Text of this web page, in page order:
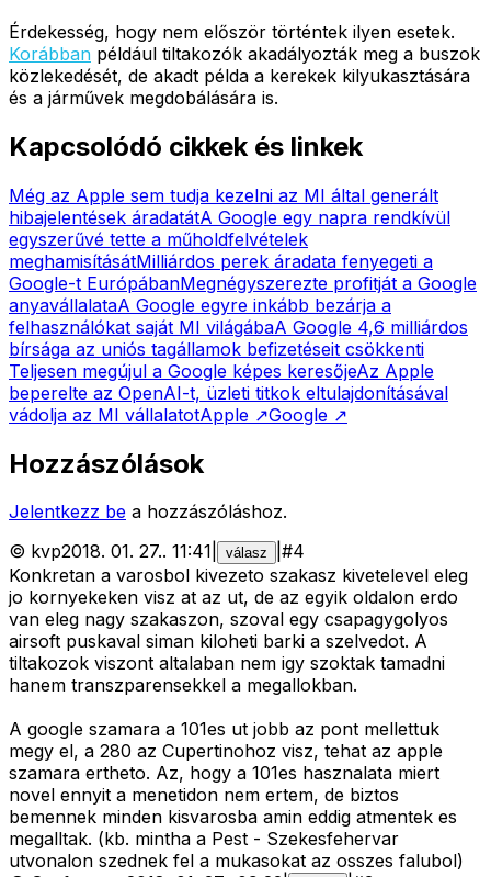
Érdekesség, hogy nem először történtek ilyen esetek.
Korábban például tiltakozók akadályozták meg a buszok
közlekedését, de akadt példa a kerekek kilyukasztására
és a járművek megdobálására is.
Kapcsolódó cikkek és linkek
Még az Apple sem tudja kezelni az MI által generált
hibajelentések áradatátA Google egy napra rendkívül
egyszerűvé tette a műholdfelvételek
meghamisításátMilliárdos perek áradata fenyegeti a
Google-t EurópábanMegnégyszerezte profitját a Google
anyavállalataA Google egyre inkább bezárja a
felhasználókat saját MI világábaA Google 4,6 milliárdos
bírsága az uniós tagállamok befizetéseit csökkenti
Teljesen megújul a Google képes keresőjeAz Apple
beperelte az OpenAI-t, üzleti titkok eltulajdonításával
vádolja az MI vállalatotApple ↗Google ↗
Hozzászólások
Jelentkezz be a hozzászóláshoz.
© kvp2018. 01. 27.. 11:41 válasz #4
Konkretan a varosbol kivezeto szakasz kivetelevel eleg
jo kornyekeken visz at az ut, de az egyik oldalon erdo
van eleg nagy szakaszon, szoval egy csapagygolyos
airsoft puskaval siman kiloheti barki a szelvedot. A
tiltakozok viszont altalaban nem igy szoktak tamadni
hanem transzparensekkel a megallokban.
A google szamara a 101es ut jobb az pont mellettuk
megy el, a 280 az Cupertinohoz visz, tehat az apple
szamara ertheto. Az, hogy a 101es hasznalata miert
novel ennyit a menetidon nem ertem, de biztos
bemennek minden kisvarosba amin eddig atmentek es
megalltak. (kb. mintha a Pest - Szekesfehervar
utvonalon szednek fel a mukasokat az osszes falubol)